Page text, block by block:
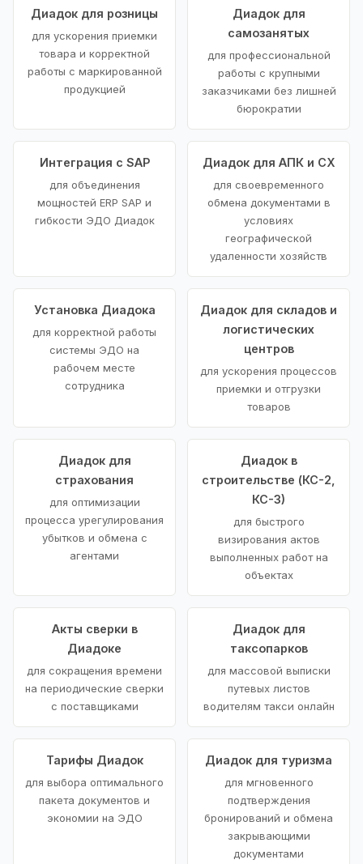
Диадок для розницы
для ускорения приемки
товара и корректной
работы с маркированной
продукцией
Диадок для
самозанятых
для профессиональной
работы с крупными
заказчиками без лишней
бюрократии
Интеграция с SAP
для объединения
мощностей ERP SAP и
гибкости ЭДО Диадок
Диадок для АПК и СХ
для своевременного
обмена документами в
условиях
географической
удаленности хозяйств
Установка Диадока
для корректной работы
системы ЭДО на
рабочем месте
сотрудника
Диадок для складов и
логистических
центров
для ускорения процессов
приемки и отгрузки
товаров
Диадок для
страхования
для оптимизации
процесса урегулирования
убытков и обмена с
агентами
Диадок в
строительстве (КС-2,
КС-3)
для быстрого
визирования актов
выполненных работ на
объектах
Акты сверки в
Диадоке
для сокращения времени
на периодические сверки
с поставщиками
Диадок для
таксопарков
для массовой выписки
путевых листов
водителям такси онлайн
Тарифы Диадок
для выбора оптимального
пакета документов и
экономии на ЭДО
Диадок для туризма
для мгновенного
подтверждения
бронирований и обмена
закрывающими
документами